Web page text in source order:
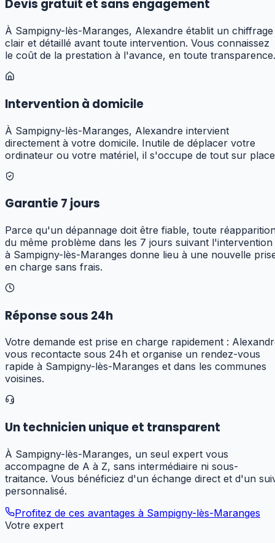
Devis gratuit et sans engagement
À Sampigny-lès-Maranges, Alexandre établit un chiffrage
clair et détaillé avant toute intervention. Vous connaissez
le coût de la prestation à l'avance, en toute transparence.
Intervention à domicile
À Sampigny-lès-Maranges, Alexandre intervient
directement à votre domicile. Inutile de déplacer votre
ordinateur ou votre matériel, il s'occupe de tout sur
Garantie 7 jours
Parce qu'un dépannage doit être fiable, toute
du même problème dans les 7 jours suivant l'intervention
à Sampigny-lès-Maranges donne lieu à une nouvelle
en charge sans frais.
Réponse sous 24h
Votre demande est prise en charge rapidement :
vous recontacte sous 24h et organise un rendez-vous
rapide à Sampigny-lès-Maranges et dans les communes
voisines.
Un technicien unique et transparent
À Sampigny-lès-Maranges, un seul expert vous
accompagne de A à Z, sans intermédiaire ni sous-
traitance. Vous bénéficiez d'un échange direct et d'un
personnalisé.
Profitez de ces avantages à Sampigny-lès-Maranges
Votre expert